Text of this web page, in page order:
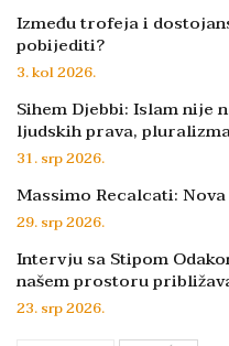
Između trofeja i
pobijediti?
3. kol 2026.
Sihem Djebbi: Islam nije
ljudskih prava,
31. srp 2026.
Massimo Recalcati:
29. srp 2026.
Intervju sa Stipom
našem prostoru
23. srp 2026.